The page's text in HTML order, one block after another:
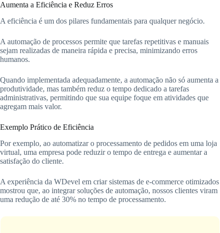
Aumenta a Eficiência e Reduz Erros
A eficiência é um dos pilares fundamentais para qualquer negócio.
A automação de processos permite que tarefas repetitivas e manuais
sejam realizadas de maneira rápida e precisa, minimizando erros
humanos.
Quando implementada adequadamente, a automação não só aumenta a
produtividade, mas também reduz o tempo dedicado a tarefas
administrativas, permitindo que sua equipe foque em atividades que
agregam mais valor.
Exemplo Prático de Eficiência
Por exemplo, ao automatizar o processamento de pedidos em uma loja
virtual, uma empresa pode reduzir o tempo de entrega e aumentar a
satisfação do cliente.
A experiência da WDevel em criar sistemas de e-commerce otimizados
mostrou que, ao integrar soluções de automação, nossos clientes viram
uma redução de até 30% no tempo de processamento.